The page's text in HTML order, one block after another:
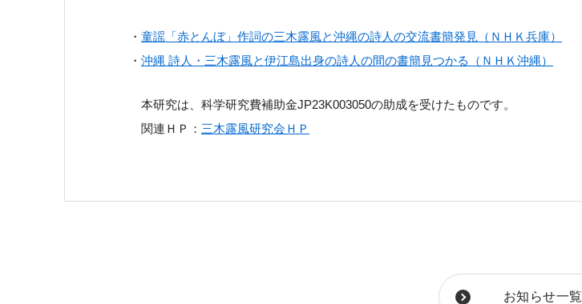
・ 童謡「赤とんぼ」作詞の三木露風と沖縄の詩人の交流書簡発見（ＮＨＫ兵庫）
・ 沖縄 詩人・三木露風と伊江島出身の詩人の間の書簡見つかる（ＮＨＫ沖縄）
本研究は、科学研究費補助金JP23K003050の助成を受けたものです。
関連ＨＰ： 三木露風研究会ＨＰ
お知らせ一覧